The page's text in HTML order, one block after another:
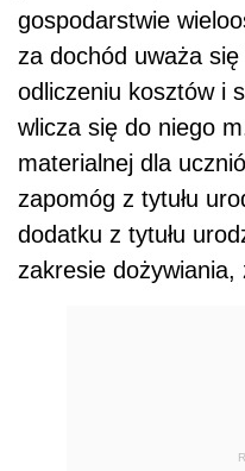
gospodarstwie
za dochód uważa
odliczeniu kosztów i
wlicza się do niego
materialnej dla
zapomóg z tytułu
dodatku z tytułu
zakresie dożywiania,